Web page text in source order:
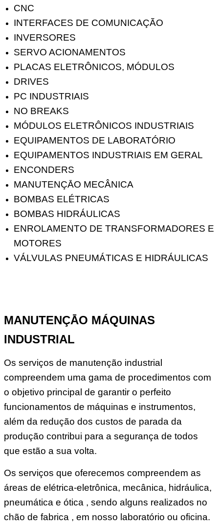
CNC
INTERFACES DE COMUNICAÇÃO
INVERSORES
SERVO ACIONAMENTOS
PLACAS ELETRÔNICOS, MÓDULOS
DRIVES
PC INDUSTRIAIS
NO BREAKS
MÓDULOS ELETRÔNICOS INDUSTRIAIS
EQUIPAMENTOS DE LABORATÓRIO
EQUIPAMENTOS INDUSTRIAIS EM GERAL
ENCONDERS
MANUTENÇĀO MECÂNICA
BOMBAS ELÉTRICAS
BOMBAS HIDRÁULICAS
ENROLAMENTO DE TRANSFORMADORES E
MOTORES
VÁLVULAS PNEUMÁTICAS E HIDRÁULICAS
MANUTENÇĀO MÁQUINAS
INDUSTRIAL
Os serviços de manutenção industrial
compreendem uma gama de procedimentos com
o objetivo principal de garantir o perfeito
funcionamentos de máquinas e instrumentos,
além da redução dos custos de parada da
produção contribui para a segurança de todos
que estão a sua volta.
Os serviços que oferecemos compreendem as
áreas de elétrica-eletrônica, mecânica, hidráulica,
pneumática e ótica , sendo alguns realizados no
chão de fabrica , em nosso laboratório ou oficina.